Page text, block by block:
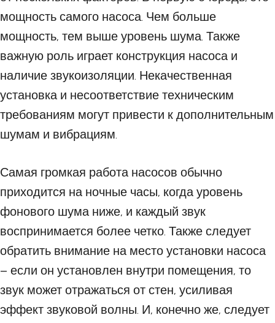
мощность самого насоса. Чем больше
мощность, тем выше уровень шума. Также
важную роль играет конструкция насоса и
наличие звукоизоляции. Некачественная
установка и несоответствие техническим
требованиям могут привести к дополнительным
шумам и вибрациям.
Самая громкая работа насосов обычно
приходится на ночные часы, когда уровень
фонового шума ниже, и каждый звук
воспринимается более четко. Также следует
обратить внимание на место установки насоса
– если он установлен внутри помещения, то
звук может отражаться от стен, усиливая
эффект звуковой волны. И, конечно же, следует